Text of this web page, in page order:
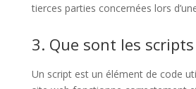
tierces parties concernées lors
3. Que sont les scripts
Un script est un élément de code